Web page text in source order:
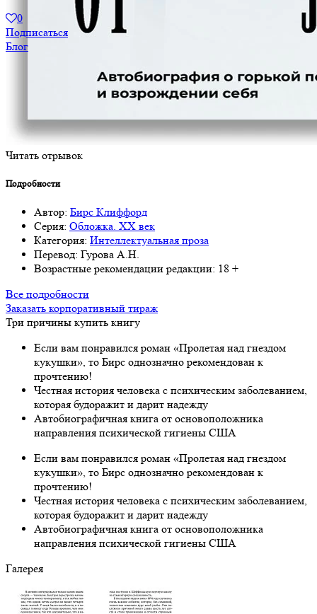
0
Подписаться
Блог
Читать отрывок
Подробности
Автор: Бирс Клиффорд
Серия: Обложка. XX век
Категория: Интеллектуальная проза
Перевод: Гурова А.Н.
Возрастные рекомендации редакции: 18 +
Все подробности
Заказать корпоративный тираж
Три причины купить книгу
Если вам понравился роман «Пролетая над гнездом
кукушки», то Бирс однозначно рекомендован к
прочтению!
Честная история человека с психическим заболеванием,
которая будоражит и дарит надежду
Автобиографичная книга от основоположника
направления психической гигиены США
Если вам понравился роман «Пролетая над гнездом
кукушки», то Бирс однозначно рекомендован к
прочтению!
Честная история человека с психическим заболеванием,
которая будоражит и дарит надежду
Автобиографичная книга от основоположника
направления психической гигиены США
Галерея